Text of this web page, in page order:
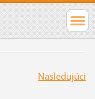
Nasledujúci